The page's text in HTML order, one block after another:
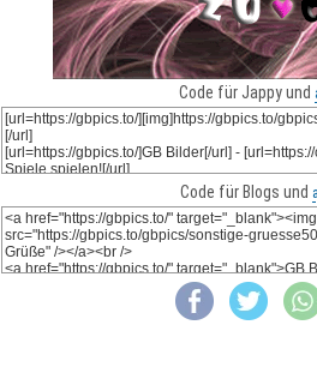
Code für Jappy und
Code für Blogs und